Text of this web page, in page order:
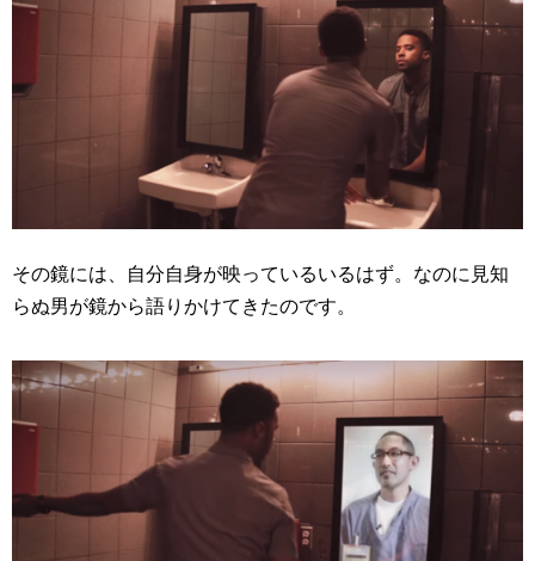
その鏡には、自分自身が映っているいるはず。なのに見知
らぬ男が鏡から語りかけてきたのです。